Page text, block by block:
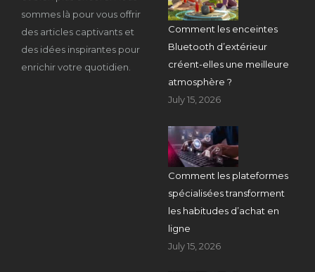
sommes là pour vous offrir
des articles captivants et
des idées inspirantes pour
enrichir votre quotidien.
Comment les enceintes
Bluetooth d’extérieur
créent-elles une meilleure
atmosphère ?
July 15, 2026
Comment les plateformes
spécialisées transforment
les habitudes d’achat en
ligne
July 15, 2026